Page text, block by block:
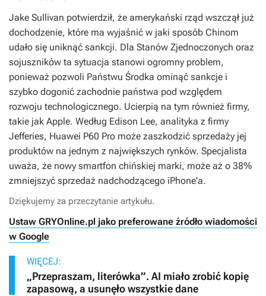
Jake Sullivan potwierdził, że amerykański rząd wszczął już
dochodzenie, które ma wyjaśnić w jaki sposób Chinom
udało się uniknąć sankcji. Dla Stanów Zjednoczonych oraz
sojuszników ta sytuacja stanowi ogromny problem,
ponieważ pozwoli Państwu Środka ominąć sankcje i
szybko dogonić zachodnie państwa pod względem
rozwoju technologicznego. Ucierpią na tym również firmy,
takie jak Apple. Według Edison Lee, analityka z firmy
Jefferies, Huawei P60 Pro może zaszkodzić sprzedaży jej
produktów na jednym z największych rynków. Specjalista
uważa, że nowy smartfon chińskiej marki, może aż o 38%
zmniejszyć sprzedaż nadchodzącego iPhone'a.
Dziękujemy za przeczytanie artykułu.
Ustaw GRYOnline.pl jako preferowane źródło wiadomości
w Google
WIĘCEJ:
„Przepraszam, literówka”. AI miało zrobić kopię
zapasową, a usunęło wszystkie dane